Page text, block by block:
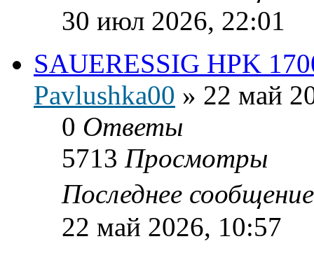
30 июл 2026, 22:01
SAUERESSIG HPK
Pavlushka00 » 22 май
0 Ответы
5713 Просмотры
Последнее
22 май 2026, 10:57